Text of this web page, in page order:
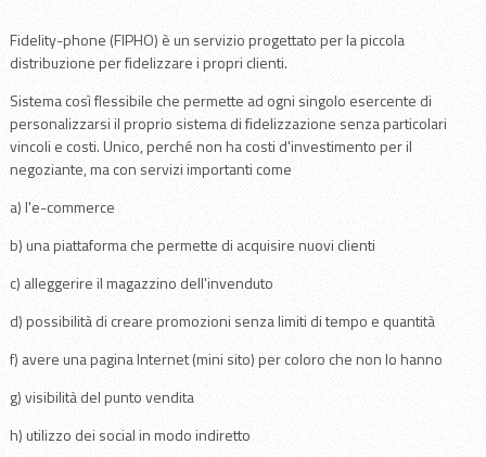
Fidelity-phone (FIPHO) è un servizio progettato per la piccola
distribuzione per fidelizzare i propri clienti.
Sistema così flessibile che permette ad ogni singolo esercente di
personalizzarsi il proprio sistema di fidelizzazione senza particolari
vincoli e costi. Unico, perché non ha costi d'investimento per il
negoziante, ma con servizi importanti come
a) l'e-commerce
b) una piattaforma che permette di acquisire nuovi clienti
c) alleggerire il magazzino dell'invenduto
d) possibilità di creare promozioni senza limiti di tempo e quantità
f) avere una pagina Internet (mini sito) per coloro che non lo hanno
g) visibilità del punto vendita
h) utilizzo dei social in modo indiretto